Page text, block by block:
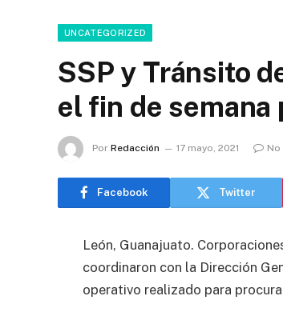
UNCATEGORIZED
SSP y Tránsito
el fin de semana
Por Redacción 17 mayo, 2021 No
Facebook Twitter
León, Guanajuato.
coordinaron con la Dirección
operativo realizado para